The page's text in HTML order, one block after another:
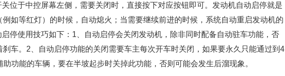
位于中控屏幕左侧，需要关闭时，直接按下对应按钮即可。发动机自动启停就是
如等红灯）的时候，自动熄火；当需要继续前进的时候，系统自动重启发动机的
停使用技巧如下：1、自动启停会关闭发动机，除非同时配备自动驻车功能，否
车。2、自动启停功能的关闭需要车主每次开车时关闭，如果要永久只能通过到4
功能的车辆，要在半坡起步时关掉此功能，否则可能会发生后溜现象。